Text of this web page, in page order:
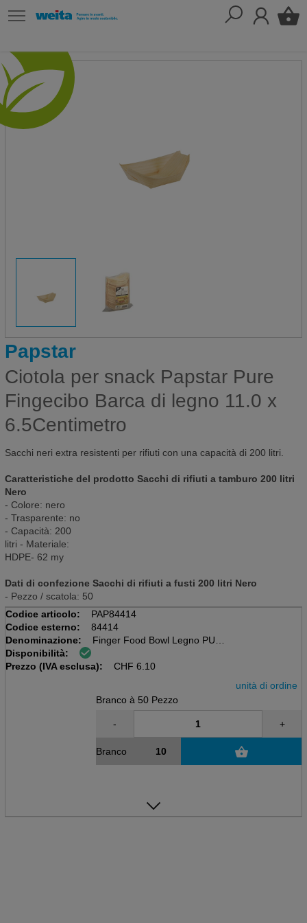
Papstar
Ciotola per snack Papstar Pure
Fingecibo Barca di legno 11.0 x
6.5Centimetro
Sacchi neri extra resistenti per rifiuti con una capacità di 200 litri.
Caratteristiche del prodotto Sacchi di rifiuti a tamburo 200 litri
Nero
- Colore: nero
- Trasparente: no
- Capacità: 200
litri - Materiale:
HDPE- 62 my
Dati di confezione Sacchi di rifiuti a fusti 200 litri Nero
- Pezzo / scatola: 50
Codice articolo:
PAP84414
Codice esterno:
84414
Denominazione:
Finger Food Bowl Legno PURE
11 x 6,5cm, BARCA
Disponibilità:
Prezzo (IVA esclusa):
CHF 6.10
unità di ordine
Branco à 50 Pezzo
- +
Branco